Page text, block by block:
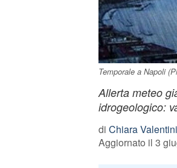
Temporale a Napoli
Allerta meteo
idrogeologico:
di Chiara Valentini
Aggiornato il 3